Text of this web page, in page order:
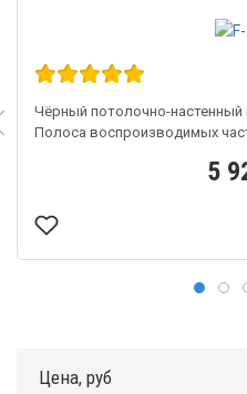
Чёрный потолочно-настенный
Полоса воспроизводимых
5
Цена, руб